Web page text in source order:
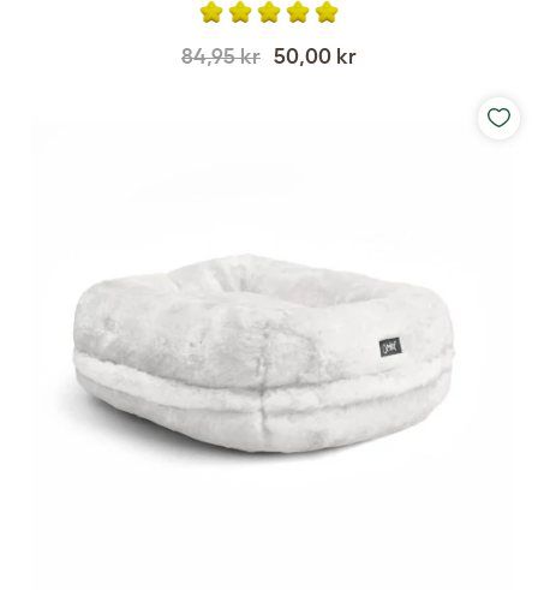
84,95 kr 50,00 kr